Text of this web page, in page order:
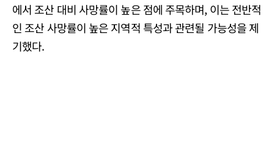
에서 조산 대비 사망률이 높은 점에 주목하며, 이는 전반적
인 조산 사망률이 높은 지역적 특성과 관련될 가능성을 제
기했다.